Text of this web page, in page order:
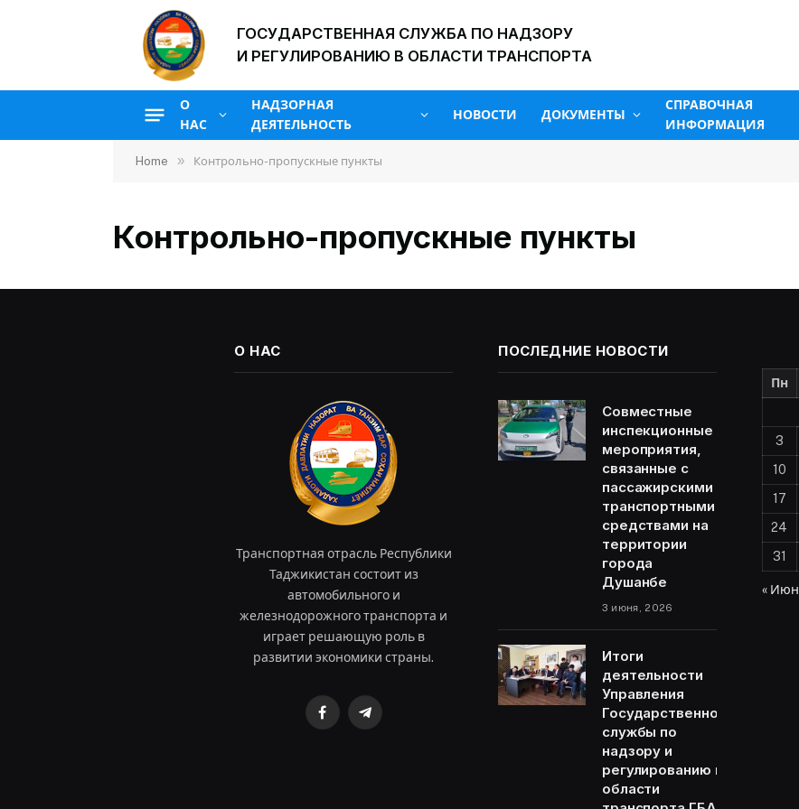
ГОСУДАРСТВЕННАЯ СЛУЖБА ПО НАДЗОРУ
И РЕГУЛИРОВАНИЮ В ОБЛАСТИ ТРАНСПОРТА
О
НАС
НАДЗОРНАЯ
ДЕЯТЕЛЬНОСТЬ
НОВОСТИ ДОКУМЕНТЫ
СПРАВОЧНАЯ
ИНФОРМАЦИЯ
Home » Контрольно-пропускные пункты
Контрольно-пропускные пункты
О НАС
Транспортная отрасль Республики
Таджикистан состоит из
автомобильного и
железнодорожного транспорта и
играет решающую роль в
развитии экономики страны.
FacebookTelegram
ПОСЛЕДНИЕ НОВОСТИ
Совместные
инспекционные
мероприятия,
связанные с
пассажирскими
транспортными
средствами на
территории
города
Душанбе
3 июня, 2026
Итоги
деятельности
Управления
Государственной
службы по
надзору и
регулированию в
области
Пн
3
10
17
24
31
« Июн